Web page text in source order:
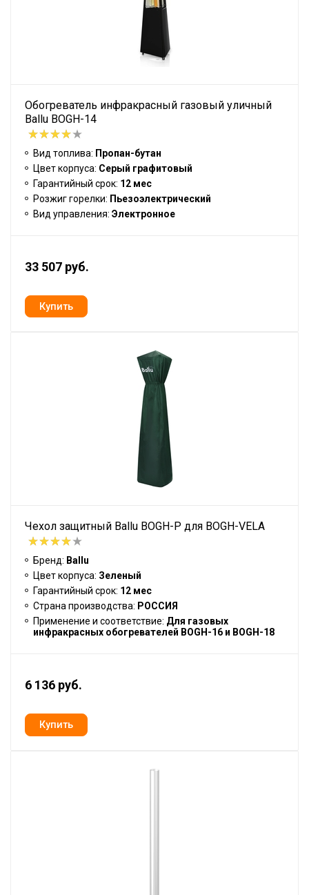
Обогреватель инфракрасный газовый уличный
Ballu BOGH-14
Вид топлива: Пропан-бутан
Цвет корпуса: Серый графитовый
Гарантийный срок: 12 мес
Розжиг горелки: Пьезоэлектрический
Вид управления: Электронное
33 507 руб.
Чехол защитный Ballu BOGH-P для BOGH-VELA
Бренд: Ballu
Цвет корпуса: Зеленый
Гарантийный срок: 12 мес
Страна производства: РОССИЯ
Применение и соответствие: Для газовых
инфракрасных обогревателей BOGH-16 и BOGH-18
6 136 руб.